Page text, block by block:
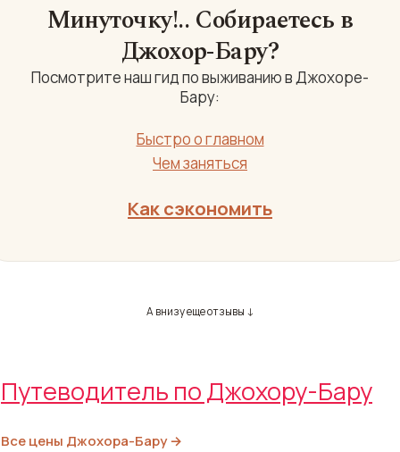
Минуточку!.. Собираетесь в
Джохор-Бару?
Посмотрите наш гид по выживанию в Джохоре-
Бару:
Быстро о главном
Чем заняться
Как сэкономить
А внизу еще отзывы ↓
Путеводитель по Джохору-Бару
Все цены Джохора-Бару →